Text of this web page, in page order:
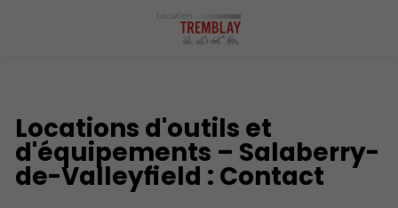
Locations d'outils et
d'équipements – Salaberry-
de-Valleyfield : Contact